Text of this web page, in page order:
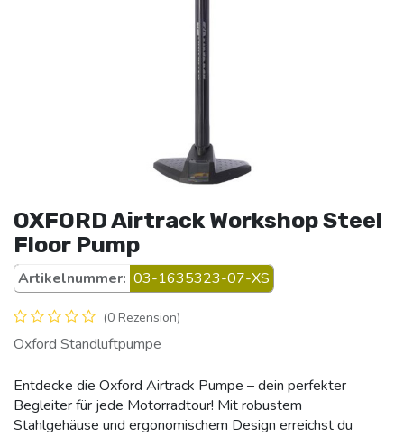
OXFORD Airtrack Workshop Steel
Floor Pump
Artikelnummer: 03-1635323-07-XS
(0 Rezension)
Oxford Standluftpumpe
Entdecke die Oxford Airtrack Pumpe – dein perfekter
Begleiter für jede Motorradtour! Mit robustem
Stahlgehäuse und ergonomischem Design erreichst du